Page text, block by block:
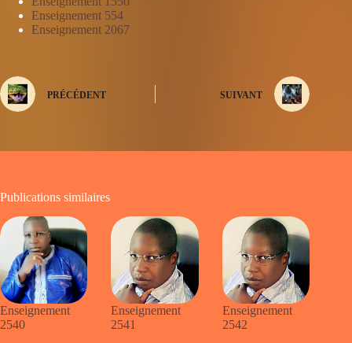
Enseignement 554
Enseignement 2067
PRÉCÉDENT SUIVANT
Publications similaires
Enseignement
2540
Enseignement
2541
Enseignement
2542